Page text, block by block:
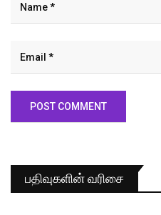
பதிவுகளின் வரிசை